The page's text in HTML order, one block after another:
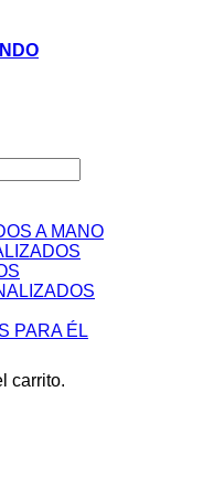
carrito.
A MANO
PARA ÉL